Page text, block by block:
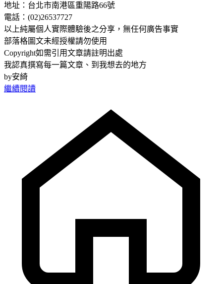
地址：台北市南港區重陽路66號
電話：(02)26537727
以上純屬個人實際體驗後之分享，無任何廣告事實
部落格圖文未經授權請勿使用
Copyright如需引用文章請註明出處
我認真撰寫每一篇文章、到我想去的地方
by安綺
繼續閱讀